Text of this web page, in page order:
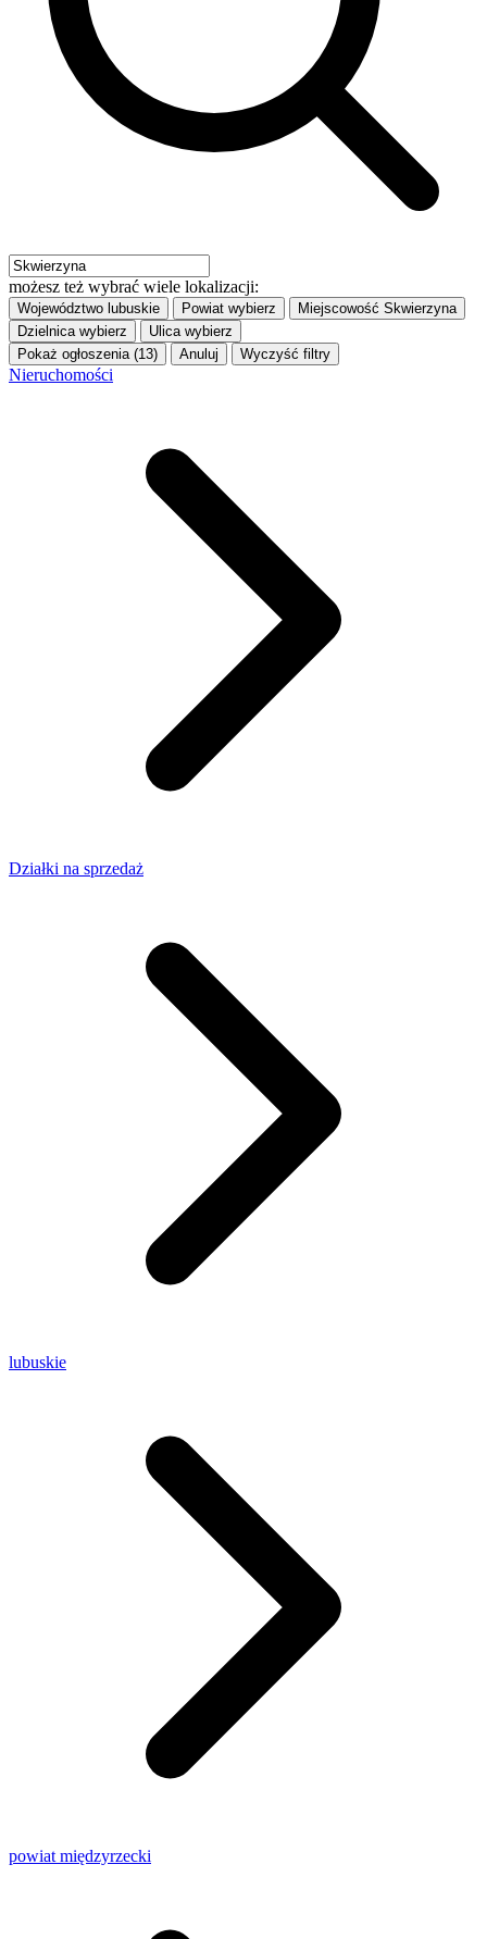
możesz też wybrać wiele lokalizacji:
Województwo lubuskie Powiat wybierz Miejscowość Skwierzyna
Dzielnica wybierz Ulica wybierz
Pokaż ogłoszenia (13)
Anuluj Wyczyść filtry
Nieruchomości
Działki na sprzedaż
lubuskie
powiat międzyrzecki